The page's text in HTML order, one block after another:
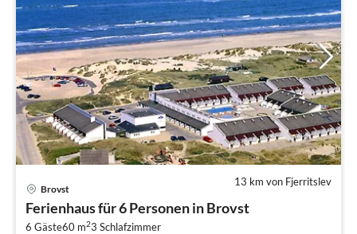
13 km von Fjerritslev
Brovst
Ferienhaus für 6 Personen in Brovst
6 Gäste60 m23 Schlafzimmer